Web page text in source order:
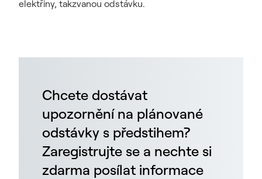
elektřiny, takzvanou odstávku.
Chcete dostávat
upozornění na plánované
odstávky s předstihem?
Zaregistrujte se a nechte si
zdarma posílat informace